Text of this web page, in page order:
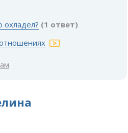
охладел? (1 ответ)